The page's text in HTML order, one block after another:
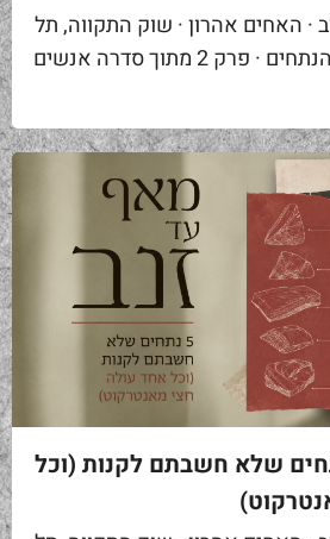
· האחים אהרון · שוק התקווה, תל
אביב אנציקלופדיית הנתחים · פרק 2 מתוך סדרה אנשים
"סקירט". שאלה ראשונה...
עד זנב: 5 נתחים שלא חשבתם לקנות (וכל